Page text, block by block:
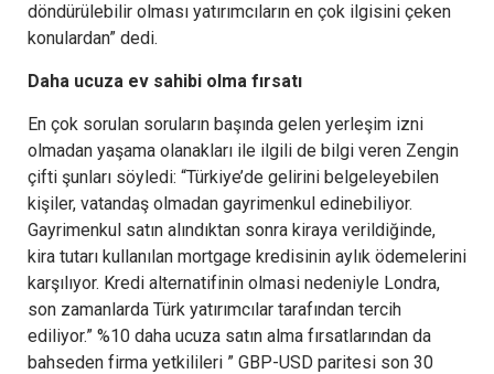
döndürülebilir olması yatırımcıların en çok ilgisini çeken
konulardan” dedi.
Daha ucuza ev sahibi olma fırsatı
En çok sorulan soruların başında gelen yerleşim izni
olmadan yaşama olanakları ile ilgili de bilgi veren Zengin
çifti şunları söyledi: “Türkiye’de gelirini belgeleyebilen
kişiler, vatandaş olmadan gayrimenkul edinebiliyor.
Gayrimenkul satın alındıktan sonra kiraya verildiğinde,
kira tutarı kullanılan mortgage kredisinin aylık ödemelerini
karşılıyor. Kredi alternatifinin olmasi nedeniyle Londra,
son zamanlarda Türk yatırımcılar tarafından tercih
ediliyor.” %10 daha ucuza satın alma fırsatlarından da
bahseden firma yetkilileri ” GBP-USD paritesi son 30